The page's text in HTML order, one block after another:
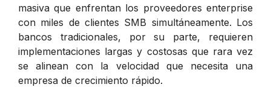
masiva que enfrentan los proveedores enterprise
con miles de clientes SMB simultáneamente. Los
bancos tradicionales, por su parte, requieren
implementaciones largas y costosas que rara vez
se alinean con la velocidad que necesita una
empresa de crecimiento rápido.